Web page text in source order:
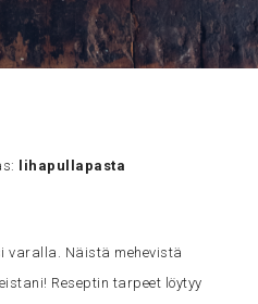
lihapullapasta
varalla. Näistä mehevistä
Reseptin tarpeet löytyy